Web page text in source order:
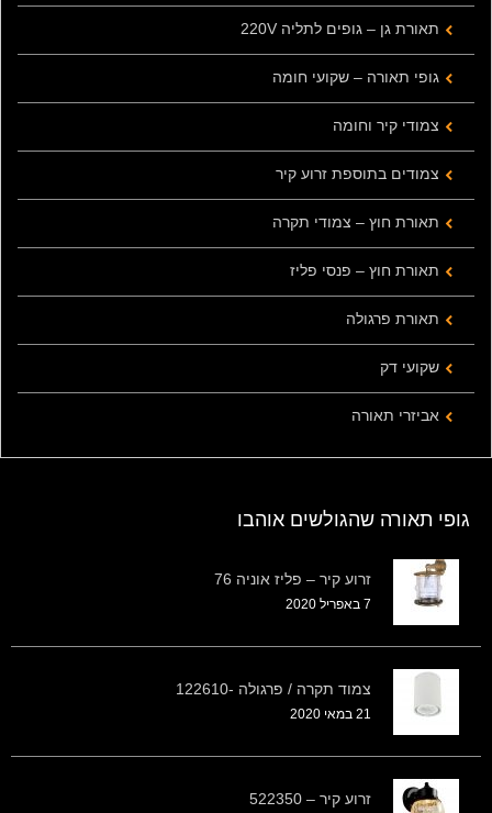
תאורת גן – גופים לתליה 220V
גופי תאורה – שקועי חומה
צמודי קיר וחומה
צמודים בתוספת זרוע קיר
תאורת חוץ – צמודי תקרה
תאורת חוץ – פנסי פליז
תאורת פרגולה
שקועי דק
אביזרי תאורה
גופי תאורה שהגולשים אוהבו
זרוע קיר – פליז אוניה 76
7 באפריל 2020
צמוד תקרה / פרגולה -122610
21 במאי 2020
זרוע קיר – 522350